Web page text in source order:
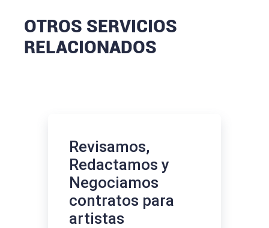
OTROS SERVICIOS
RELACIONADOS
Revisamos,
Redactamos y
Negociamos
contratos para
artistas